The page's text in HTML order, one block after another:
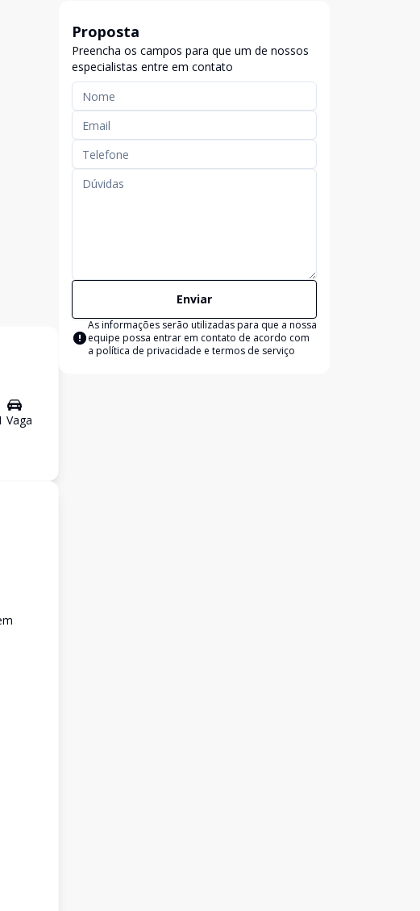
Vaga
Proposta
Preencha os campos para que um de nossos
especialistas entre em contato
Enviar
As informações serão utilizadas para que a nossa
equipe possa entrar em contato de acordo com
a política de privacidade e termos de serviço